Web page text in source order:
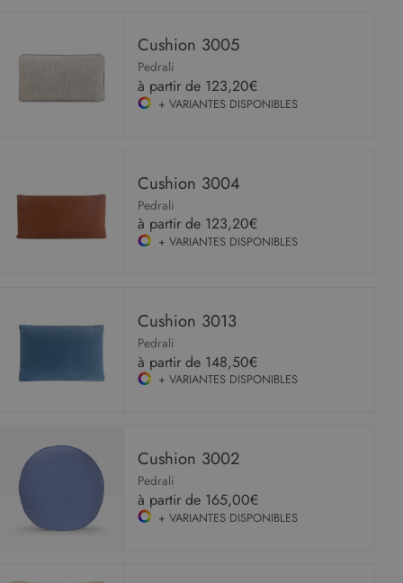
Cushion 3005
Pedrali
à partir de 123,20€
+ VARIANTES DISPONIBLES
Cushion 3004
Pedrali
à partir de 123,20€
+ VARIANTES DISPONIBLES
Cushion 3013
Pedrali
à partir de 148,50€
+ VARIANTES DISPONIBLES
Cushion 3002
Pedrali
à partir de 165,00€
+ VARIANTES DISPONIBLES